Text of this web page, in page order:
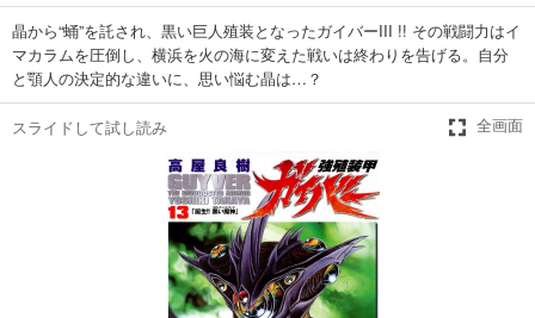
晶から“蛹”を託され、黒い巨人殖装となったガイバーIII !! その戦闘力はイ
マカラムを圧倒し、横浜を火の海に変えた戦いは終わりを告げる。自分
と顎人の決定的な違いに、思い悩む晶は…？
スライドして試し読み 全画面
594円 (税込)
カート
あらすじを表示する
円 (税込)
あらすじを表示する